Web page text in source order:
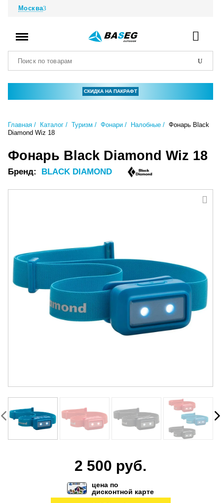
Москва
СКИДКА НА ПАКРАФТ
Главная Каталог Туризм Фонари Налобные
Фонарь Black
Diamond Wiz 18
Фонарь Black Diamond Wiz 18
Бренд: BLACK DIAMOND
2 500 руб.
цена по
дисконтной карте